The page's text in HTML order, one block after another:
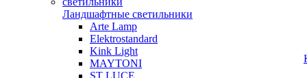
Ландшафтные светильники
Arte Lamp
Elektrostandard
Kink Light
MAYTONI
ST LUCE